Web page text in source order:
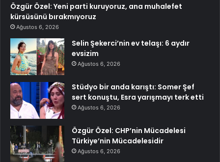
Özgür Özel: Yeni parti kuruyoruz, ana muhalefet
kürsüsünü bırakmıyoruz
Ağustos 6, 2026
Selin Şekerci’nin ev telaşı: 6 aydır
evsizim
Ağustos 6, 2026
Stüdyo bir anda karıştı: Somer Şef
sert konuştu, Esra yarışmayı terk etti
Ağustos 6, 2026
Özgür Özel: CHP’nin Mücadelesi
Türkiye’nin Mücadelesidir
Ağustos 6, 2026